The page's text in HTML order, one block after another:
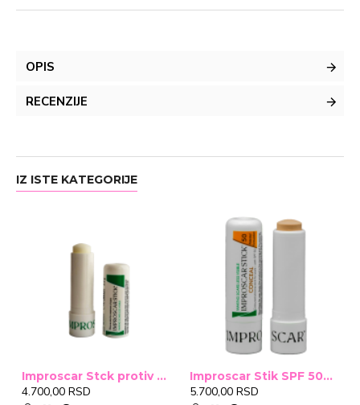
OPIS
RECENZIJE
IZ ISTE KATEGORIJE
Improscar Stck protiv ožiljaka 4,6g
4.700,00 RSD
Improscar Stik SPF 50+ Conceal 6,9g (tonirani)
5.700,00 RSD